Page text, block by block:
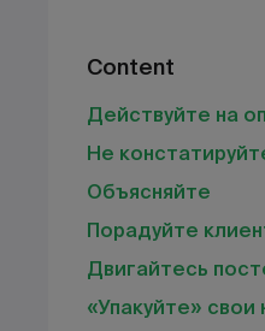
Content
Действуйте на
Не
Объясняйте
Порадуйте
Двигайтесь
«Упакуйте» свои